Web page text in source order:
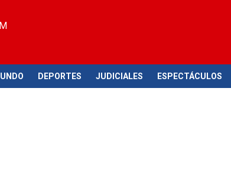
DEPORTES JUDICIALES ESPECTÁCULOS